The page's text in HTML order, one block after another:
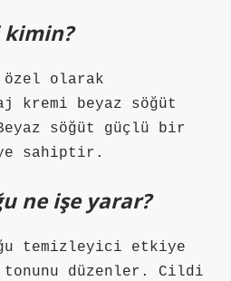
özel olarak
kremi beyaz söğüt
söğüt güçlü bir
sahiptir.
ne işe yarar?
temizleyici etkiye
düzenler. Cildi